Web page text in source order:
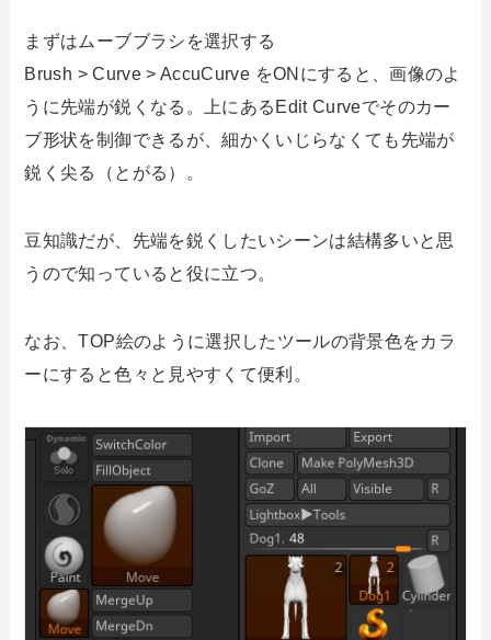
まずはムーブブラシを選択する
Brush > Curve > AccuCurve をONにすると、画像のよ
うに先端が鋭くなる。上にあるEdit Curveでそのカー
ブ形状を制御できるが、細かくいじらなくても先端が
鋭く尖る（とがる）。
豆知識だが、先端を鋭くしたいシーンは結構多いと思
うので知っていると役に立つ。
なお、TOP絵のように選択したツールの背景色をカラ
ーにすると色々と見やすくて便利。